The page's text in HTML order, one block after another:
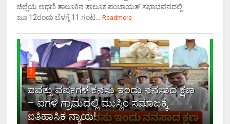
ಜಿಲ್ಲೆಯ ಅಥಣಿ ತಾಲೂಕಿನ ತಾಲೂಕ ಪಂಚಾಯತ್ ಸಭಾಭವನದಲ್ಲಿ
ಜೂ.12ರಂದು ಬೆಳಗ್ಗೆ 11 ಗಂಟ...
Readmore
3
ಐವತ್ತು ವರ್ಷಗಳ ಕನಸು ಇಂದು ನನಸಾದ ಕ್ಷಣ
– ಐಗಳಿ ಗ್ರಾಮದಲ್ಲಿ ಮುಸ್ಲಿಂ ಸಮಾಜಕ್ಕೆ
ಐತಿಹಾಸಿಕ ನ್ಯಾಯ!